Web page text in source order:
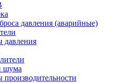
давления (аварийные)
давления
шума
производительности